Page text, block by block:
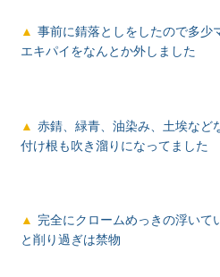
事前に錆落としをしたので多少
エキパイをなんとか外しました
赤錆、緑青、油染み、土埃な
付け根も吹き溜りになってました
完全にクロームめっきの浮いて
と削り過ぎは禁物